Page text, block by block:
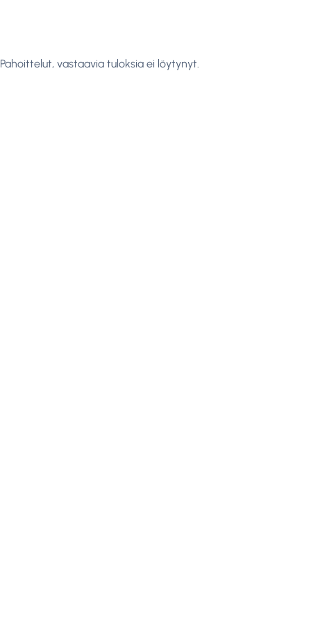
Pahoittelut, vastaavia tuloksia ei löytynyt.